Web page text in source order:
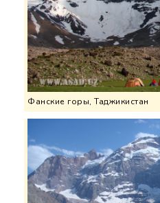
Фанские горы, Таджикистан